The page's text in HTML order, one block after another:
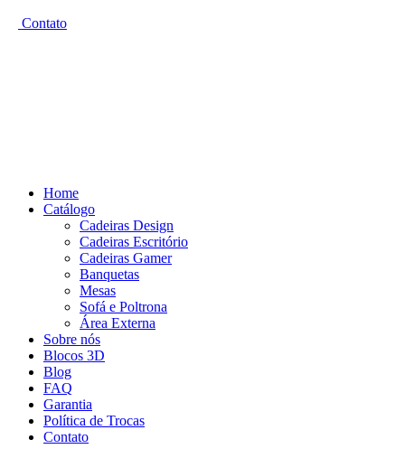
Contato
Home
Catálogo
Cadeiras Design
Cadeiras Escritório
Cadeiras Gamer
Banquetas
Mesas
Sofá e Poltrona
Área Externa
Sobre nós
Blocos 3D
Blog
FAQ
Garantia
Política de Trocas
Contato